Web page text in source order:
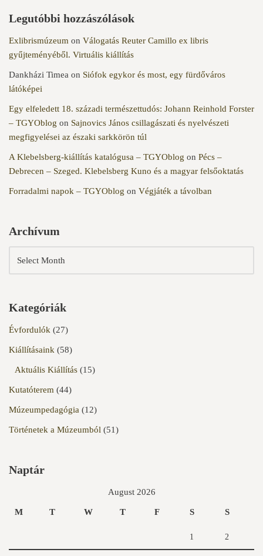
Legutóbbi hozzászólások
Exlibrismúzeum on Válogatás Reuter Camillo ex libris
gyűjteményéből. Virtuális kiállítás
Dankházi Timea on Siófok egykor és most, egy fürdőváros
látóképei
Egy elfeledett 18. századi természettudós: Johann Reinhold Forster
– TGYOblog on Sajnovics János csillagászati és nyelvészeti
megfigyelései az északi sarkkörön túl
A Klebelsberg-kiállítás katalógusa – TGYOblog on Pécs –
Debrecen – Szeged. Klebelsberg Kuno és a magyar felsőoktatás
Forradalmi napok – TGYOblog on Végjáték a távolban
Archívum
Kategóriák
Évfordulók (27)
Kiállításaink (58)
Aktuális Kiállítás (15)
Kutatóterem (44)
Múzeumpedagógia (12)
Történetek a Múzeumból (51)
Naptár
August 2026
M T W T F S S
1 2